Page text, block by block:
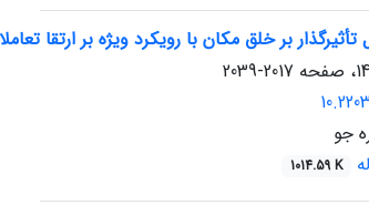
بر خلق مکان با رویکرد ویژه بر ارتقا
2017-2039
جو
1014.59 K